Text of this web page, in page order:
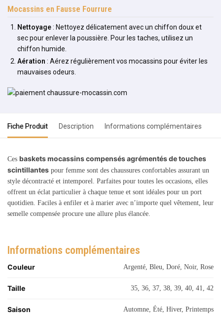
Mocassins en Fausse Fourrure
Nettoyage: Nettoyez délicatement avec un chiffon doux et
sec pour enlever la poussière. Pour les taches, utilisez un
chiffon humide.
Aération : Aérez régulièrement vos mocassins pour éviter les
mauvaises odeurs.
Fiche Produit Description Informations complémentaires
Ces baskets mocassins compensés agrémentés de touches
scintillantes pour femme sont des chaussures confortables assurant un
style décontracté et intemporel. Parfaites pour toutes les occasions, elles
offrent un éclat particulier à chaque tenue et sont idéales pour un port
quotidien. Faciles à enfiler et à marier avec n’importe quel vêtement, leur
semelle compensée procure une allure plus élancée.
Informations complémentaires
Couleur Argenté, Bleu, Doré, Noir, Rose
Taille 35, 36, 37, 38, 39, 40, 41, 42
Saison Automne, Été, Hiver, Printemps